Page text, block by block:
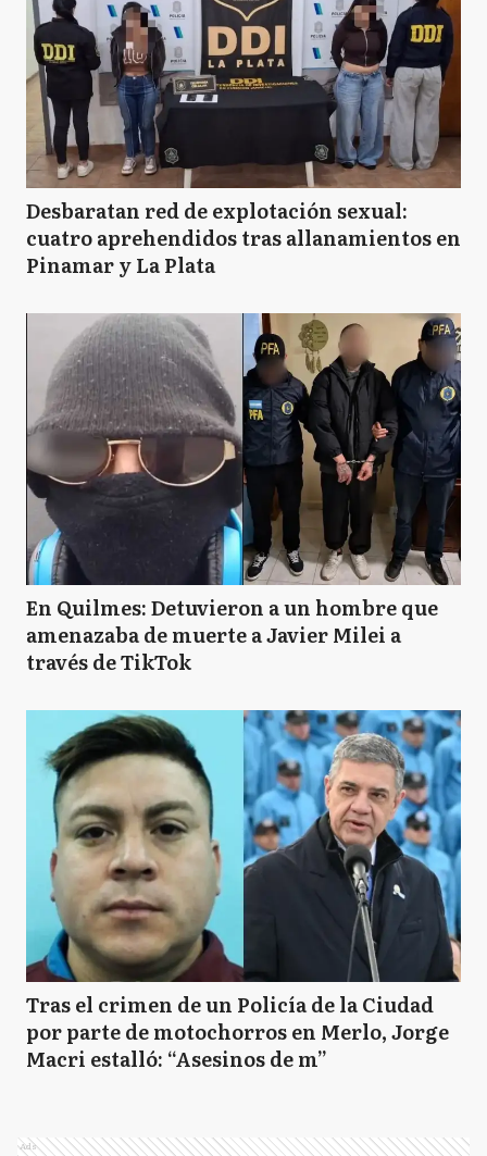
Desbaratan red de explotación sexual:
cuatro aprehendidos tras allanamientos en
Pinamar y La Plata
En Quilmes: Detuvieron a un hombre que
amenazaba de muerte a Javier Milei a
través de TikTok
Tras el crimen de un Policía de la Ciudad
por parte de motochorros en Merlo, Jorge
Macri estalló: “Asesinos de m”
Ads